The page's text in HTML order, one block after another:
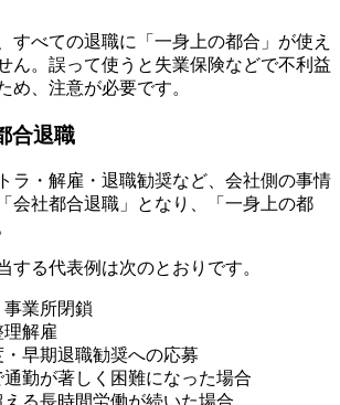
すべての退職に「一身上の都合」が使え
ん。誤って使うと失業保険などで不利益
め、注意が必要です。
合退職
ラ・解雇・退職勧奨など、会社側の事情
会社都合退職」となり、「一身上の都
する代表例は次のとおりです。
業所閉鎖
理解雇
早期退職勧奨への応募
勤が著しく困難になった場合